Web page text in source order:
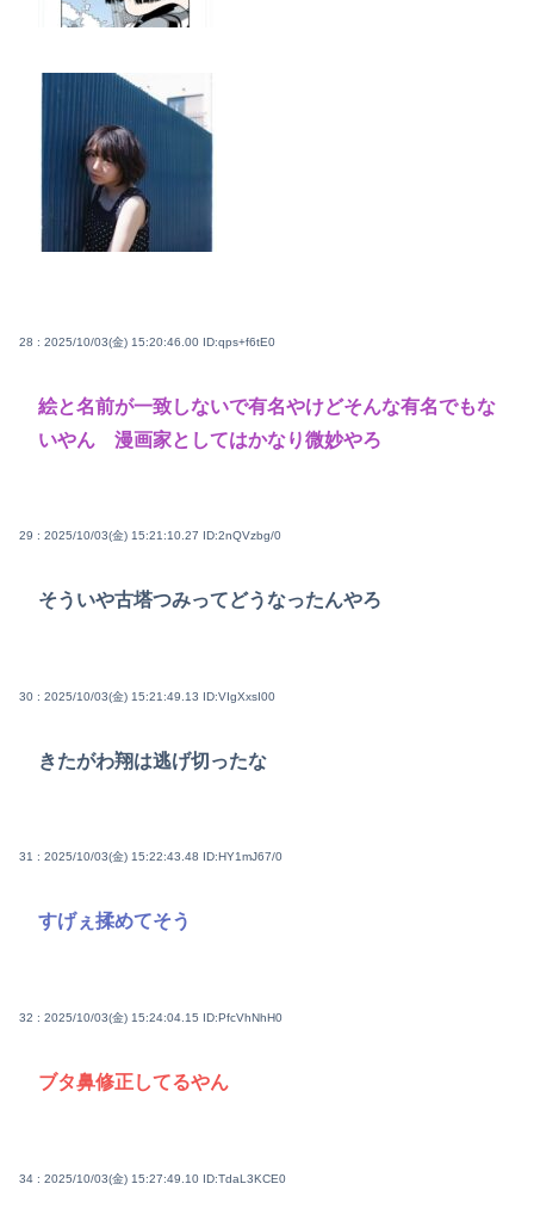
28 : 2025/10/03(金) 15:20:46.00 ID:qps+f6tE0
絵と名前が一致しないで有名やけどそんな有名でもな
いやん 漫画家としてはかなり微妙やろ
29 : 2025/10/03(金) 15:21:10.27 ID:2nQVzbg/0
そういや古塔つみってどうなったんやろ
30 : 2025/10/03(金) 15:21:49.13 ID:VIgXxsI00
きたがわ翔は逃げ切ったな
31 : 2025/10/03(金) 15:22:43.48 ID:HY1mJ67/0
すげぇ揉めてそう
32 : 2025/10/03(金) 15:24:04.15 ID:PfcVhNhH0
ブタ鼻修正してるやん
34 : 2025/10/03(金) 15:27:49.10 ID:TdaL3KCE0